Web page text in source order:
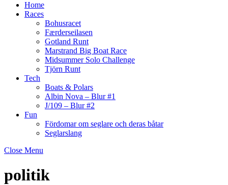
Home
Races
Bohusracet
Færderseilasen
Gotland Runt
Marstrand Big Boat Race
Midsummer Solo Challenge
Tjörn Runt
Tech
Boats & Polars
Albin Nova – Blur #1
J/109 – Blur #2
Fun
Fördomar om seglare och deras båtar
Seglarslang
Close Menu
politik